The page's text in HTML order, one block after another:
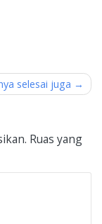
selesai juga
Ruas yang